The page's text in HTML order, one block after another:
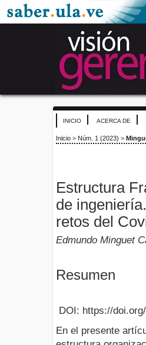
INICIO ACERCA DE
Inicio > Núm. 1 (2023) >
Estructura
de
retos del
Edmundo Minguet
Resumen
DOI: https://
En el presente